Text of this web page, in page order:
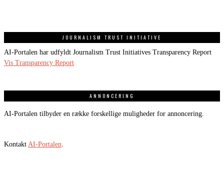
JOURNALISM TRUST INITIATIVE
AI-Portalen har udfyldt Journalism Trust Initiatives Transparency Report
Vis Transparency Report
ANNONCERING
AI-Portalen tilbyder en række forskellige muligheder for annoncering.
Kontakt AI-Portalen